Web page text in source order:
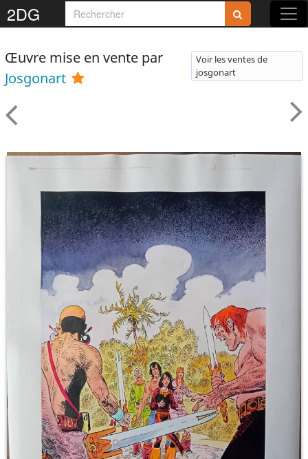
2DG
Œuvre mise en vente par
Josgonart
Voir les ventes de
josgonart